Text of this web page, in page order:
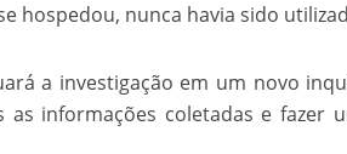
hospedou, nunca havia sido
a investigação em um novo
as informações coletadas e fazer